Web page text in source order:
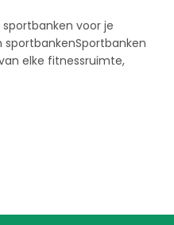
voor je
sportbankenSportbanken
elke fitnessruimte,